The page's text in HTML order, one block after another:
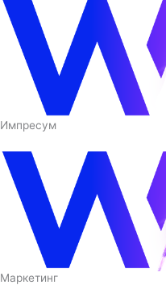
Импресум
Маркетинг